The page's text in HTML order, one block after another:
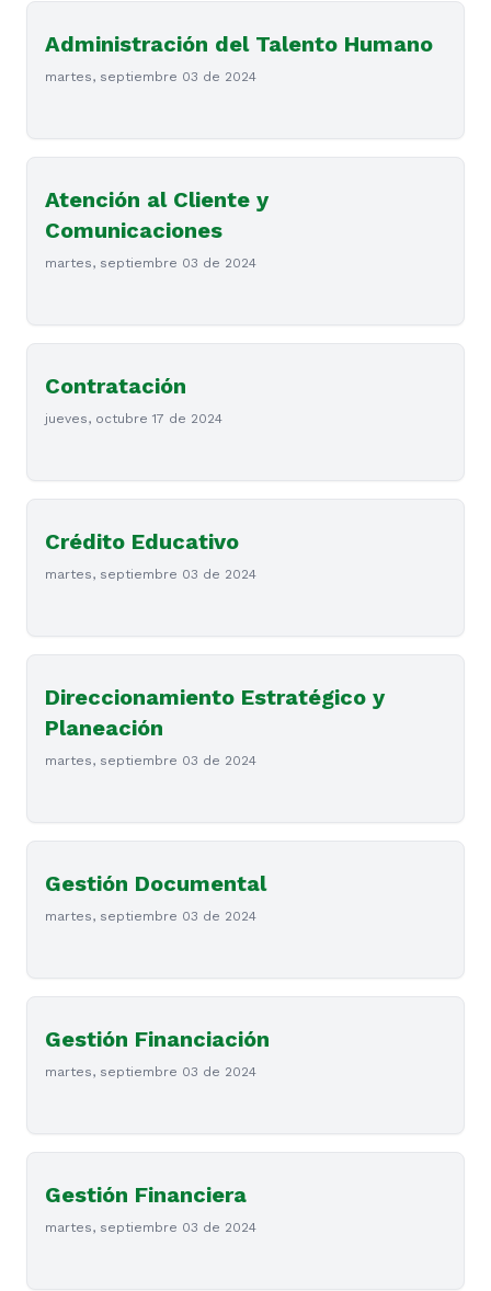
Administración del Talento Humano
martes, septiembre 03 de 2024
Atención al Cliente y
Comunicaciones
martes, septiembre 03 de 2024
Contratación
jueves, octubre 17 de 2024
Crédito Educativo
martes, septiembre 03 de 2024
Direccionamiento Estratégico y
Planeación
martes, septiembre 03 de 2024
Gestión Documental
martes, septiembre 03 de 2024
Gestión Financiación
martes, septiembre 03 de 2024
Gestión Financiera
martes, septiembre 03 de 2024